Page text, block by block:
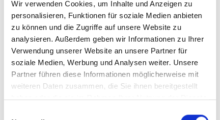
Wir verwenden Cookies, um Inhalte und Anzeigen zu
personalisieren, Funktionen für soziale Medien anbieten
zu können und die Zugriffe auf unsere Website zu
analysieren. Außerdem geben wir Informationen zu Ihrer
Verwendung unserer Website an unsere Partner für
soziale Medien, Werbung und Analysen weiter. Unsere
Partner führen diese Informationen möglicherweise mit
weiteren Daten zusammen, die Sie ihnen bereitgestellt
haben oder die sie im Rahmen Ihrer Nutzung der Dienste
anstatt eine Einheitslösung zu bieten.
Der Prozess des wissenschaftlichen
Schreibens kann ohne das richtige
Wissen eine große Herausforderung
darstellen. Jedoch, ausgestattet mit
denTechniken und Strategiendieses
Kurses, wird die Formatierung deiner